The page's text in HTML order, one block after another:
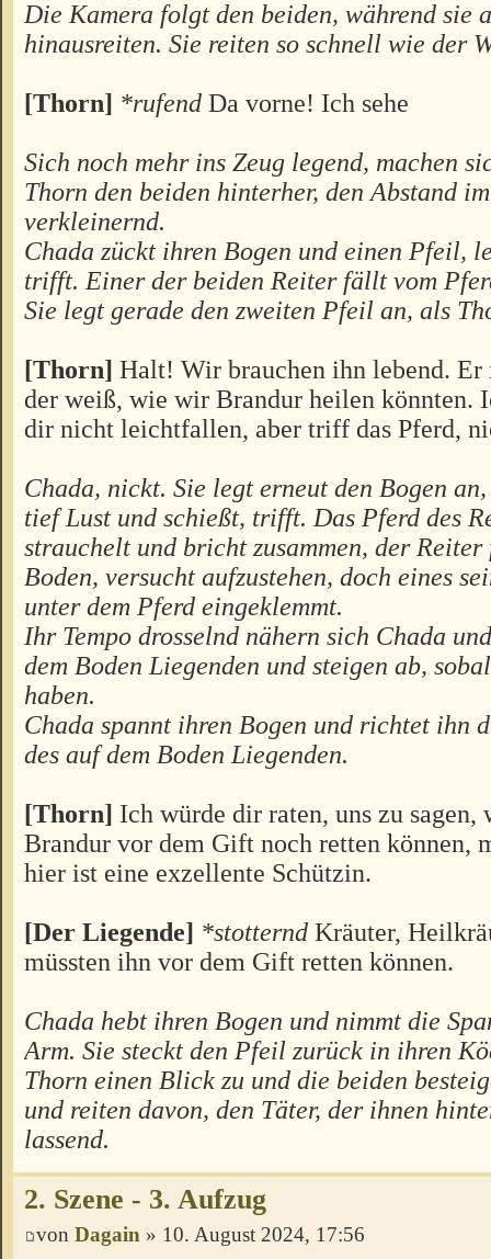
Die Kamera folgt den beiden, während sie
hinausreiten. Sie reiten so schnell wie der
[Thorn] *rufend Da vorne! Ich sehe
Sich noch mehr ins Zeug legend, machen
Thorn den beiden hinterher, den Abstand
verkleinernd.
Chada zückt ihren Bogen und einen Pfeil,
trifft. Einer der beiden Reiter fällt vom
Sie legt gerade den zweiten Pfeil an, als
[Thorn] Halt! Wir brauchen ihn lebend. Er
der weiß, wie wir Brandur heilen könnten.
dir nicht leichtfallen, aber triff das Pferd,
Chada, nickt. Sie legt erneut den Bogen
tief Lust und schießt, trifft. Das Pferd des
strauchelt und bricht zusammen, der
Boden, versucht aufzustehen, doch eines
unter dem Pferd eingeklemmt.
Ihr Tempo drosselnd nähern sich Chada
dem Boden Liegenden und steigen ab,
haben.
Chada spannt ihren Bogen und richtet ihn
des auf dem Boden Liegenden.
[Thorn] Ich würde dir raten, uns zu
Brandur vor dem Gift noch retten können,
hier ist eine exzellente Schützin.
[Der Liegende] *stotternd Kräuter,
müssten ihn vor dem Gift retten können.
Chada hebt ihren Bogen und nimmt die
Arm. Sie steckt den Pfeil zurück in ihren
Thorn einen Blick zu und die beiden
und reiten davon, den Täter, der ihnen
lassend.
2. Szene - 3. Aufzug
von Dagain » 10. August 2024, 17:56